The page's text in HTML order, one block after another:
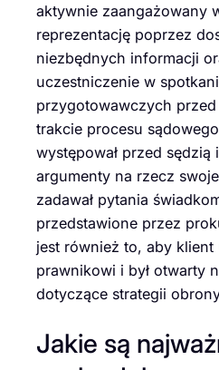
aktywnie zaangażowany
reprezentację poprzez
niezbędnych informacji
uczestniczenie w
przygotowawczych
trakcie procesu
występował przed sędzią
argumenty na rzecz
zadawał pytania
przedstawione przez
jest również to, aby klient
prawnikowi i był otwarty
dotyczące strategii
Jakie są